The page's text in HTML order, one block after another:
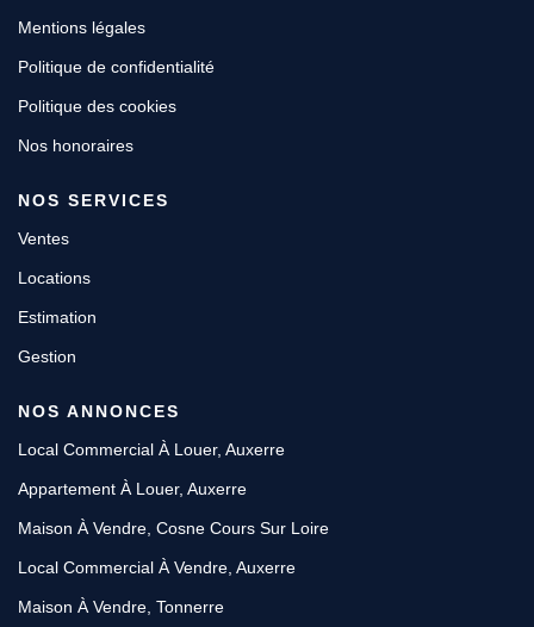
Mentions légales
Politique de confidentialité
Politique des cookies
Nos honoraires
NOS SERVICES
Ventes
Locations
Estimation
Gestion
NOS ANNONCES
Local Commercial À Louer, Auxerre
Appartement À Louer, Auxerre
Maison À Vendre, Cosne Cours Sur Loire
Local Commercial À Vendre, Auxerre
Maison À Vendre, Tonnerre